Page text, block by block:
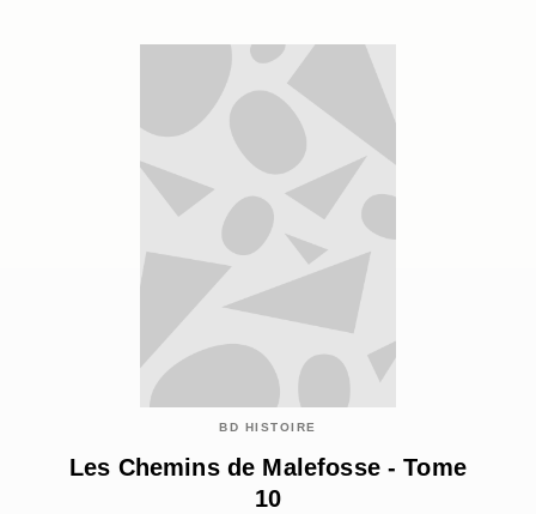
BD HISTOIRE
Les Chemins de Malefosse - Tome
10